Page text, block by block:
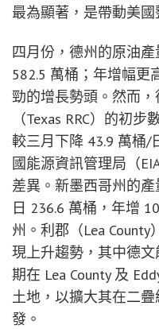
最為顯著，是帶動美
四月份，德州的原油
582.5 萬桶；年增幅更
勁的增長勢頭。然而
（Texas RRC）的初
較三月下降 43.9 萬桶/
國能源資訊管理局（
差異。新墨西哥州的
日 236.6 萬桶，年增
州。利郡（Lea County
現上升趨勢，其中德文
期在 Lea County 及
土地，以擴大其在二疊
發。